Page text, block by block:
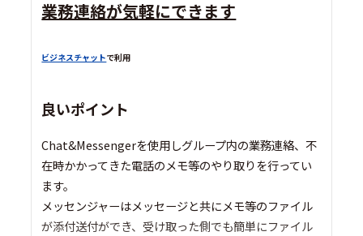
業務連絡が気軽にできます
ビジネスチャットで利用
良いポイント
Chat&Messengerを使用しグループ内の業務連絡、不
在時かかってきた電話のメモ等のやり取りを行ってい
ます。
メッセンジャーはメッセージと共にメモ等のファイル
が添付送付ができ、受け取った側でも簡単にファイル